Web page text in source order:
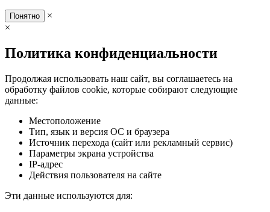
Понятно
×
×
Политика конфиденциальности
Продолжая использовать наш сайт, вы соглашаетесь на
обработку файлов cookie, которые собирают следующие
данные:
Местоположение
Тип, язык и версия ОС и браузера
Источник перехода (сайт или рекламный сервис)
Параметры экрана устройства
IP-адрес
Действия пользователя на сайте
Эти данные используются для: